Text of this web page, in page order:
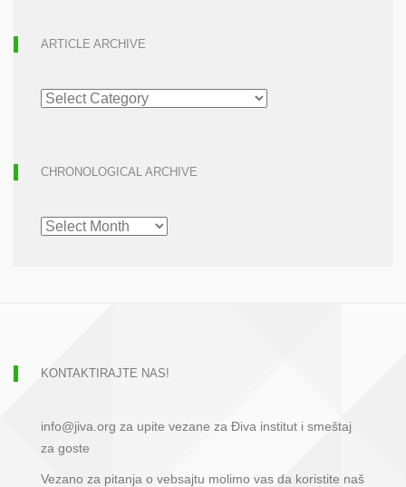
ARTICLE ARCHIVE
ARTICLE
ARCHIVE
CHRONOLOGICAL ARCHIVE
CHRONOLOGICAL
ARCHIVE
KONTAKTIRAJTE NAS!
info@jiva.org za upite vezane za Điva institut i smeštaj
za goste
Vezano za pitanja o vebsajtu molimo vas da koristite naš